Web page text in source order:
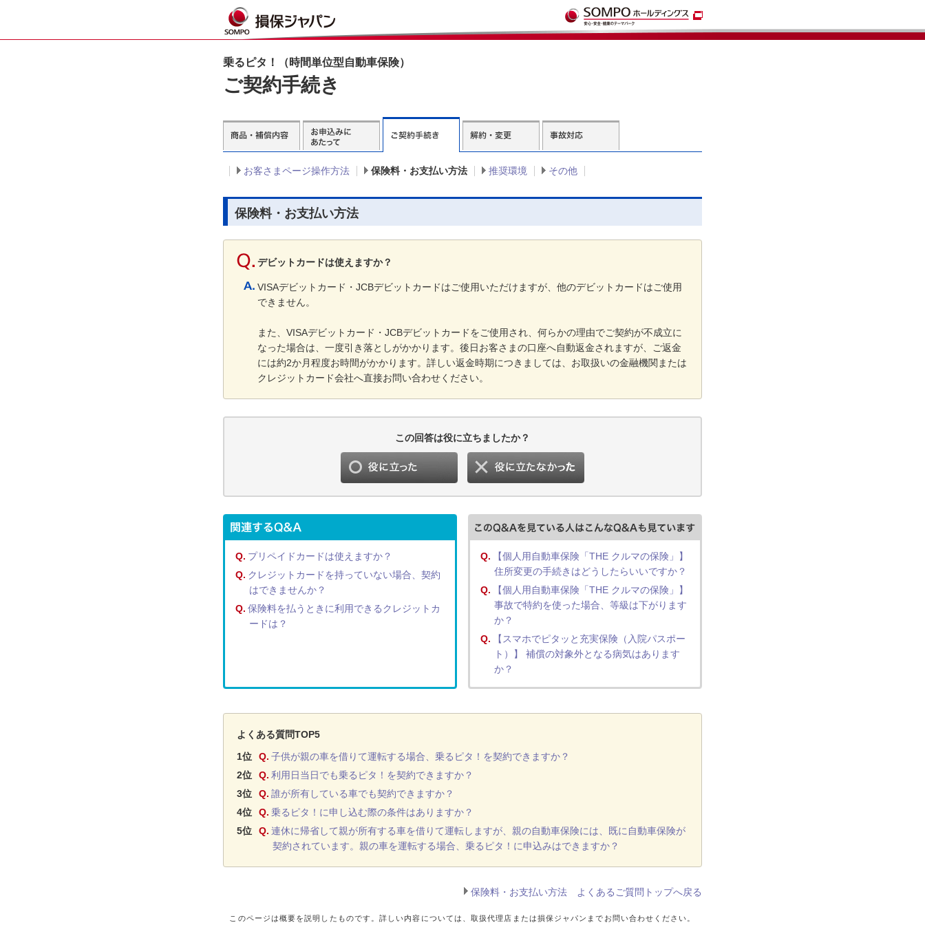
乗るピタ！（時間単位型自動車保険）
ご契約手続き
お客さまページ操作方法 保険料・お支払い方法 推奨環境 その他
保険料・お支払い方法
デビットカードは使えますか？
VISAデビットカード・JCBデビットカードはご使用いただけますが、他のデビットカードはご使用
できません。
また、VISAデビットカード・JCBデビットカードをご使用され、何らかの理由でご契約が不成立に
なった場合は、一度引き落としがかかります。後日お客さまの口座へ自動返金されますが、ご返金
には約2か月程度お時間がかかります。詳しい返金時期につきましては、お取扱いの金融機関または
クレジットカード会社へ直接お問い合わせください。
この回答は役に立ちましたか？
Q. プリペイドカードは使えますか？
Q. クレジットカードを持っていない場合、契約
はできませんか？
Q. 保険料を払うときに利用できるクレジットカ
ードは？
Q.
【個人用自動車保険「THE クルマの保険」】
住所変更の手続きはどうしたらいいですか？
Q.
【個人用自動車保険「THE クルマの保険」】
事故で特約を使った場合、等級は下がります
か？
Q.
【スマホでピタッと充実保険（入院パスポー
ト）】 補償の対象外となる病気はあります
か？
よくある質問TOP5
1位
Q. 子供が親の車を借りて運転する場合、乗るピタ！を契約できますか？
2位
Q. 利用日当日でも乗るピタ！を契約できますか？
3位
Q. 誰が所有している車でも契約できますか？
4位
Q. 乗るピタ！に申し込む際の条件はありますか？
5位
Q. 連休に帰省して親が所有する車を借りて運転しますが、親の自動車保険には、既に自動車保険が
契約されています。親の車を運転する場合、乗るピタ！に申込みはできますか？
保険料・お支払い方法 よくあるご質問トップへ戻る
このページは概要を説明したものです。詳しい内容については、取扱代理店または損保ジャパンまでお問い合わせください。